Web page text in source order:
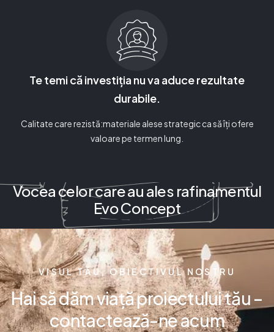
Te temi că investiția nu va aduce rezultate
durabile.
Calitate care rezistă:materiale alese strategic ca să îți ofere
valoare pe termen lung.
Vocea celor care au ales rafinamentul
Evo Concept
VISUL TĂU, OBIECTIVUL NOSTRU
Hai să dăm viață proiectului tău –
contactează-ne acum